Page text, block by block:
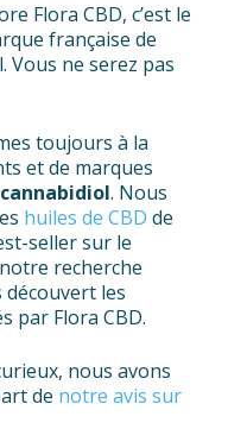
Flora CBD, c’est le
française de
Vous ne serez pas
toujours à la
et de marques
cannabidiol. Nous
huiles de CBD de
seller sur le
recherche
les
par Flora CBD.
nous avons
de notre avis sur